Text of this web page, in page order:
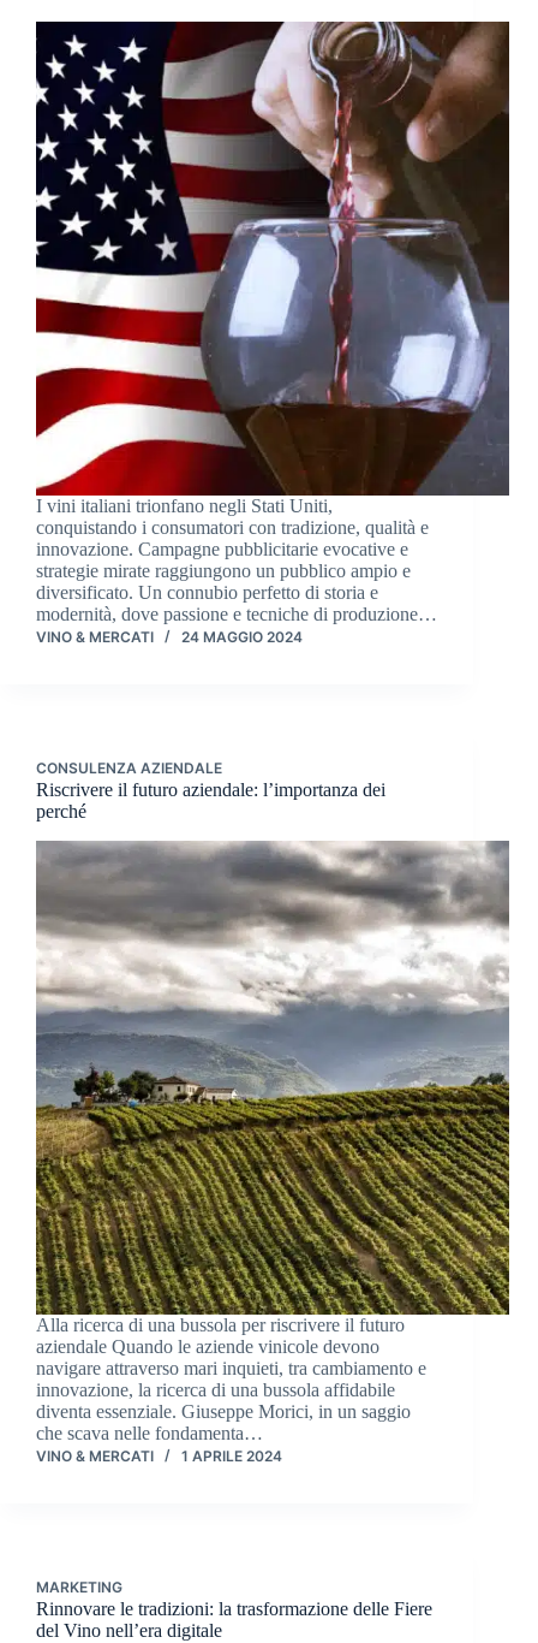
I vini italiani trionfano negli Stati Uniti,
conquistando i consumatori con tradizione, qualità e
innovazione. Campagne pubblicitarie evocative e
strategie mirate raggiungono un pubblico ampio e
diversificato. Un connubio perfetto di storia e
modernità, dove passione e tecniche di produzione…
VINO & MERCATI 24 MAGGIO 2024
CONSULENZA AZIENDALE
Riscrivere il futuro aziendale: l’importanza dei
perché
Alla ricerca di una bussola per riscrivere il futuro
aziendale Quando le aziende vinicole devono
navigare attraverso mari inquieti, tra cambiamento e
innovazione, la ricerca di una bussola affidabile
diventa essenziale. Giuseppe Morici, in un saggio
che scava nelle fondamenta…
VINO & MERCATI 1 APRILE 2024
MARKETING
Rinnovare le tradizioni: la trasformazione delle Fiere
del Vino nell’era digitale